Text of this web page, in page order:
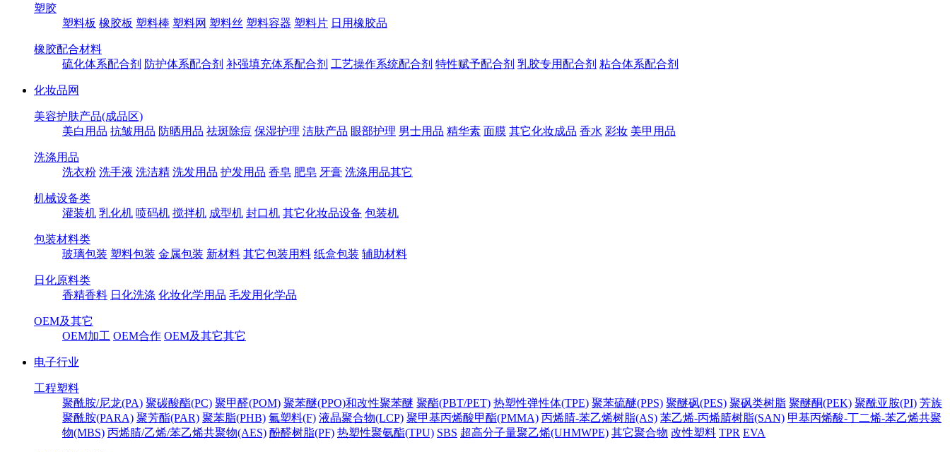
塑胶
塑料板 橡胶板 塑料棒 塑料网 塑料丝 塑料容器 塑料片 日用橡胶品
橡胶配合材料
硫化体系配合剂 防护体系配合剂 补强填充体系配合剂 工艺操作系统配合剂 特性赋予配合剂 乳胶专用配合剂 粘合体系配合剂
化妆品网
美容护肤产品(成品区)
美白用品 抗皱用品 防晒用品 祛斑除痘 保湿护理 洁肤产品 眼部护理 男士用品 精华素 面膜 其它化妆成品 香水 彩妆 美甲用品
洗涤用品
洗衣粉 洗手液 洗洁精 洗发用品 护发用品 香皂 肥皂 牙膏 洗涤用品其它
机械设备类
灌装机 乳化机 喷码机 搅拌机 成型机 封口机 其它化妆品设备 包装机
包装材料类
玻璃包装 塑料包装 金属包装 新材料 其它包装用料 纸盒包装 辅助材料
日化原料类
香精香料 日化洗涤 化妆化学用品 毛发用化学品
OEM及其它
OEM加工 OEM合作 OEM及其它其它
电子行业
工程塑料
聚酰胺/尼龙(PA) 聚碳酸酯(PC) 聚甲醛(POM) 聚苯醚(PPO)和改性聚苯醚 聚酯(PBT/PET) 热塑性弹性体(TPE) 聚苯硫醚(PPS) 聚醚砜(PES) 聚砜类树脂 聚醚酮(PEK) 聚酰亚胺(PI) 芳族
聚酰胺(PARA) 聚芳酯(PAR) 聚苯脂(PHB) 氟塑料(F) 液晶聚合物(LCP) 聚甲基丙烯酸甲酯(PMMA) 丙烯腈-苯乙烯树脂(AS) 苯乙烯-丙烯腈树脂(SAN) 甲基丙烯酸-丁二烯-苯乙烯共聚
物(MBS) 丙烯腈/乙烯/苯乙烯共聚物(AES) 酚醛树脂(PF) 热塑性聚氨酯(TPU) SBS 超高分子量聚乙烯(UHMWPE) 其它聚合物 改性塑料 TPR EVA